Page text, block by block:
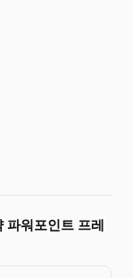
파워포인트 프레